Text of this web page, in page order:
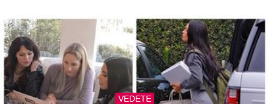
VEDETE